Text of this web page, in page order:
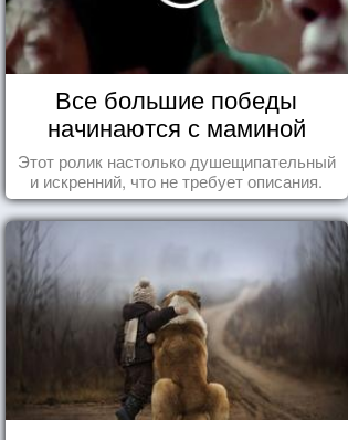
Все большие победы
начинаются с маминой
колыбели
Этот ролик настолько душещипательный
и искренний, что не требует описания.